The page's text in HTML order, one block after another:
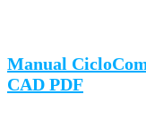
Manual
CAD PDF